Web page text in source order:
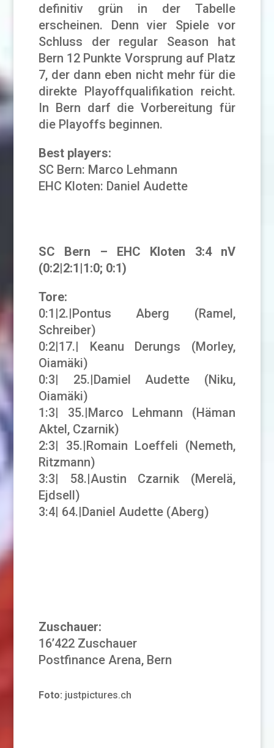
definitiv grün in der Tabelle
erscheinen. Denn vier Spiele vor
Schluss der regular Season hat
Bern 12 Punkte Vorsprung auf Platz
7, der dann eben nicht mehr für die
direkte Playoffqualifikation reicht.
In Bern darf die Vorbereitung für
die Playoffs beginnen.
Best players:
SC Bern: Marco Lehmann
EHC Kloten: Daniel Audette
SC Bern – EHC Kloten 3:4 nV
(0:2|2:1|1:0; 0:1)
Tore:
0:1|2.|Pontus Aberg (Ramel,
Schreiber)
0:2|17.| Keanu Derungs (Morley,
Oiamäki)
0:3| 25.|Damiel Audette (Niku,
Oiamäki)
1:3| 35.|Marco Lehmann (Häman
Aktel, Czarnik)
2:3| 35.|Romain Loeffeli (Nemeth,
Ritzmann)
3:3| 58.|Austin Czarnik (Merelä,
Ejdsell)
3:4| 64.|Daniel Audette (Aberg)
Zuschauer:
16’422 Zuschauer
Postfinance Arena, Bern
Foto: justpictures.ch